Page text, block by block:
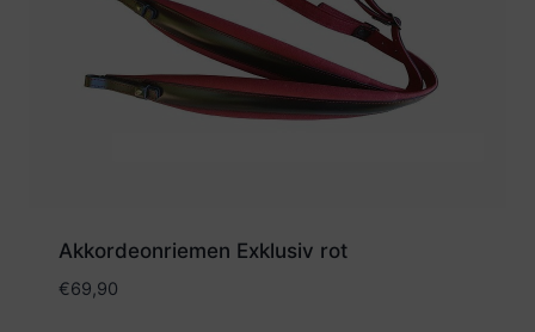
Akkordeonriemen Exklusiv rot
€69,90